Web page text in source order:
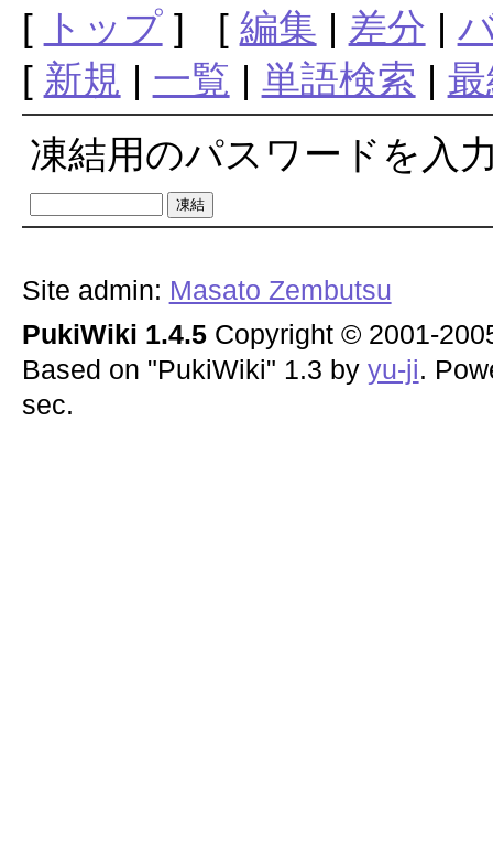
[ トップ] [ 編集 | 差分 |
[ 新規 | 一覧 | 単語検索 |
凍結用のパスワードを入
Site admin: Masato Zembutsu
PukiWiki 1.4.5Copyright © 2001-
Based on "PukiWiki" 1.3 by yu-ji.
sec.